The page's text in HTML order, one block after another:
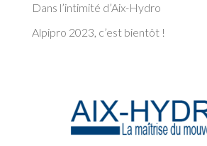
Dans l’intimité d’Aix-Hydro
Alpipro 2023, c’est bientôt !